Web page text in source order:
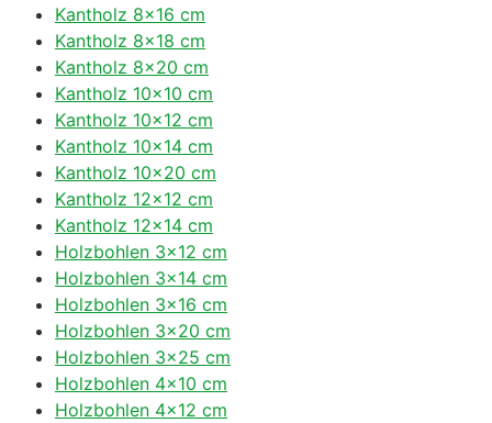
Kantholz 8×16 cm
Kantholz 8×18 cm
Kantholz 8×20 cm
Kantholz 10×10 cm
Kantholz 10×12 cm
Kantholz 10×14 cm
Kantholz 10×20 cm
Kantholz 12×12 cm
Kantholz 12×14 cm
Holzbohlen 3×12 cm
Holzbohlen 3×14 cm
Holzbohlen 3×16 cm
Holzbohlen 3×20 cm
Holzbohlen 3×25 cm
Holzbohlen 4×10 cm
Holzbohlen 4×12 cm